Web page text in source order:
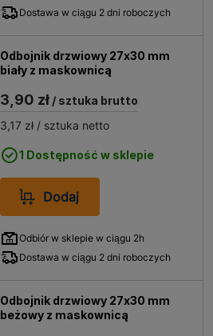
Dostawa w ciągu 2 dni roboczych
Odbojnik drzwiowy 27x30 mm
biały z maskownicą
3,90 zł / sztuka brutto
3,17 zł / sztuka netto
1 Dostępność w sklepie
Dodaj
Odbiór w sklepie w ciągu 2h
Dostawa w ciągu 2 dni roboczych
Odbojnik drzwiowy 27x30 mm
beżowy z maskownicą